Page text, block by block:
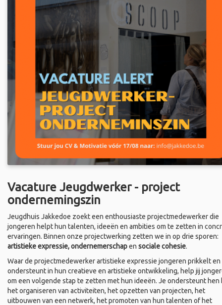
Vacature Jeugdwerker - project
ondernemingszin
Jeugdhuis Jakkedoe zoekt een enthousiaste projectmedewerker die
jongeren helpt hun talenten, ideeën en ambities om te zetten in
ervaringen. Binnen onze projectwerking zetten we in op drie sporen:
artistieke expressie, ondernemerschapen sociale cohesie.
Waar de projectmedewerker artistieke expressie jongeren prikkelt en
ondersteunt in hun creatieve en artistieke ontwikkeling, help jij
om een volgende stap te zetten met hun ideeën. Je ondersteunt hen
het organiseren van activiteiten, het opzetten van projecten, het
uitbouwen van een netwerk, het promoten van hun talenten of het